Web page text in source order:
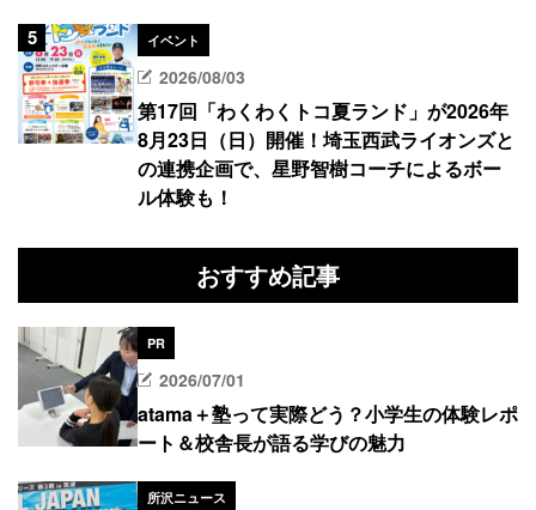
イベント
2026/08/03
第17回「わくわくトコ夏ランド」が2026年
8月23日（日）開催！埼玉西武ライオンズと
の連携企画で、星野智樹コーチによるボー
ル体験も！
おすすめ記事
PR
2026/07/01
atama＋塾って実際どう？小学生の体験レポ
ート＆校舎長が語る学びの魅力
所沢ニュース